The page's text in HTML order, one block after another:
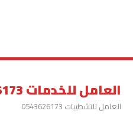
العامل للخدمات 0543626173
العامل للتشطيبات 0543626173